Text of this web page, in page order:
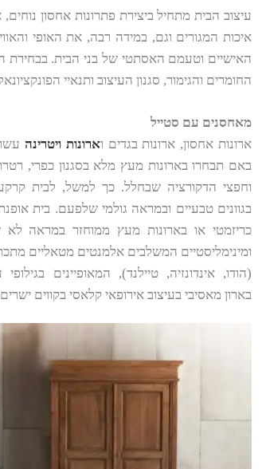
עיצוב הבית מתחיל ביצירת פתרונות אחסון
איכות המגורים וגם, במידה רבה, את האופי
האישיים וטעמם האסתטי של בני הבית. בבחירת
החומרים והגימור, סגנון העיצוב ותנאיי
מאחסנים עם סטייל
ארונות אחסון, ארונות בגדים וארונות ויטרינה
באם תבחרו בארונות מעץ מלא בסגנון כפרי,
וחפצי הדקורציה שבחלל. כך למשל, לבית
בגוונים טבעיים ובמראה גולמי שלפעם. בית
כריזמטי או בארונות מעץ ממוחזר במראה לא
ומינימליסטיים המשלבים אלמנטים מטאליים
(הודו, אינדונזיה, טיילנד), המאופיינים
בארון מאסיבי בעיצוב אירופאי קלאסי בקווים